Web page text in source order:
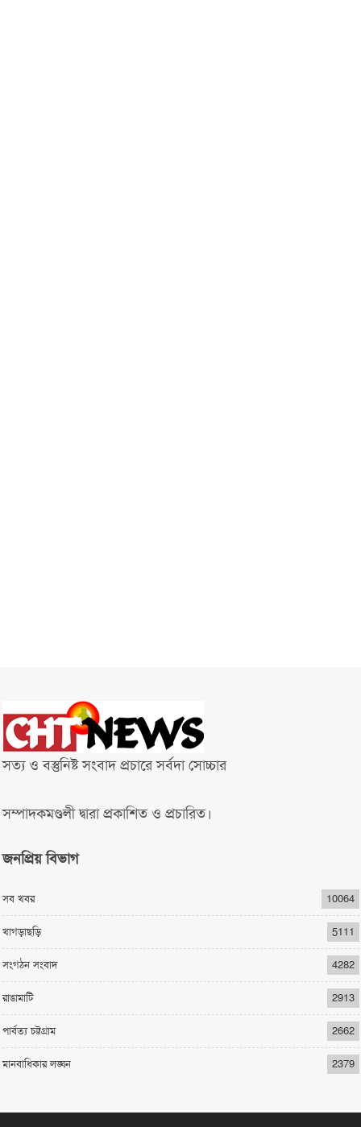
সত্য ও বস্তুনিষ্ট সংবাদ প্রচারে সর্বদা সোচ্চার
সম্পাদকমণ্ডলী দ্বারা প্রকাশিত ও প্রচারিত।
জনপ্রিয় বিভাগ
সব খবর 10064
খাগড়াছড়ি 5111
সংগঠন সংবাদ 4282
রাঙামাটি 2913
পার্বত্য চট্টগ্রাম 2662
মানবাধিকার লঙ্ঘন 2379